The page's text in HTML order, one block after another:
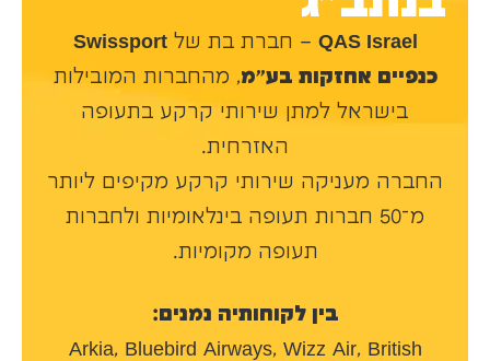
QAS Israel – חברת בת שלSwissport
כנפיים אחזקות בע״מ, מהחברות המובילות
בישראל למתן שירותי קרקע בתעופה
האזרחית.
החברה מעניקה שירותי קרקע מקיפים ליותר
מ־50 חברות תעופה בינלאומיות ולחברות
תעופה מקומיות.
בין לקוחותיה נמנים:
Arkia, Bluebird Airways, Wizz Air, British